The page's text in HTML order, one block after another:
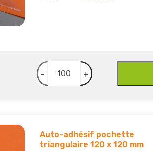
- +
Auto-adhésif pochette
triangulaire 120 x 120 mm